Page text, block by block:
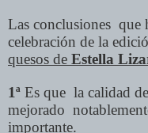
Las conclusiones que
celebración de la
quesos de Estella
1ª Es que la calidad
mejorado
importante.